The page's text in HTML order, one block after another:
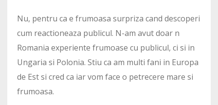
Nu, pentru ca e frumoasa surpriza cand descoperi
cum reactioneaza publicul. N-am avut doar n
Romania experiente frumoase cu publicul, ci si in
Ungaria si Polonia. Stiu ca am multi fani in Europa
de Est si cred ca iar vom face o petrecere mare si
frumoasa.